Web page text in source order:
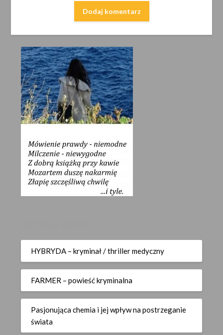
HYBRYDA – kryminał / thriller medyczny
FARMER – powieść kryminalna
Pasjonująca chemia i jej wpływ na postrzeganie
świata